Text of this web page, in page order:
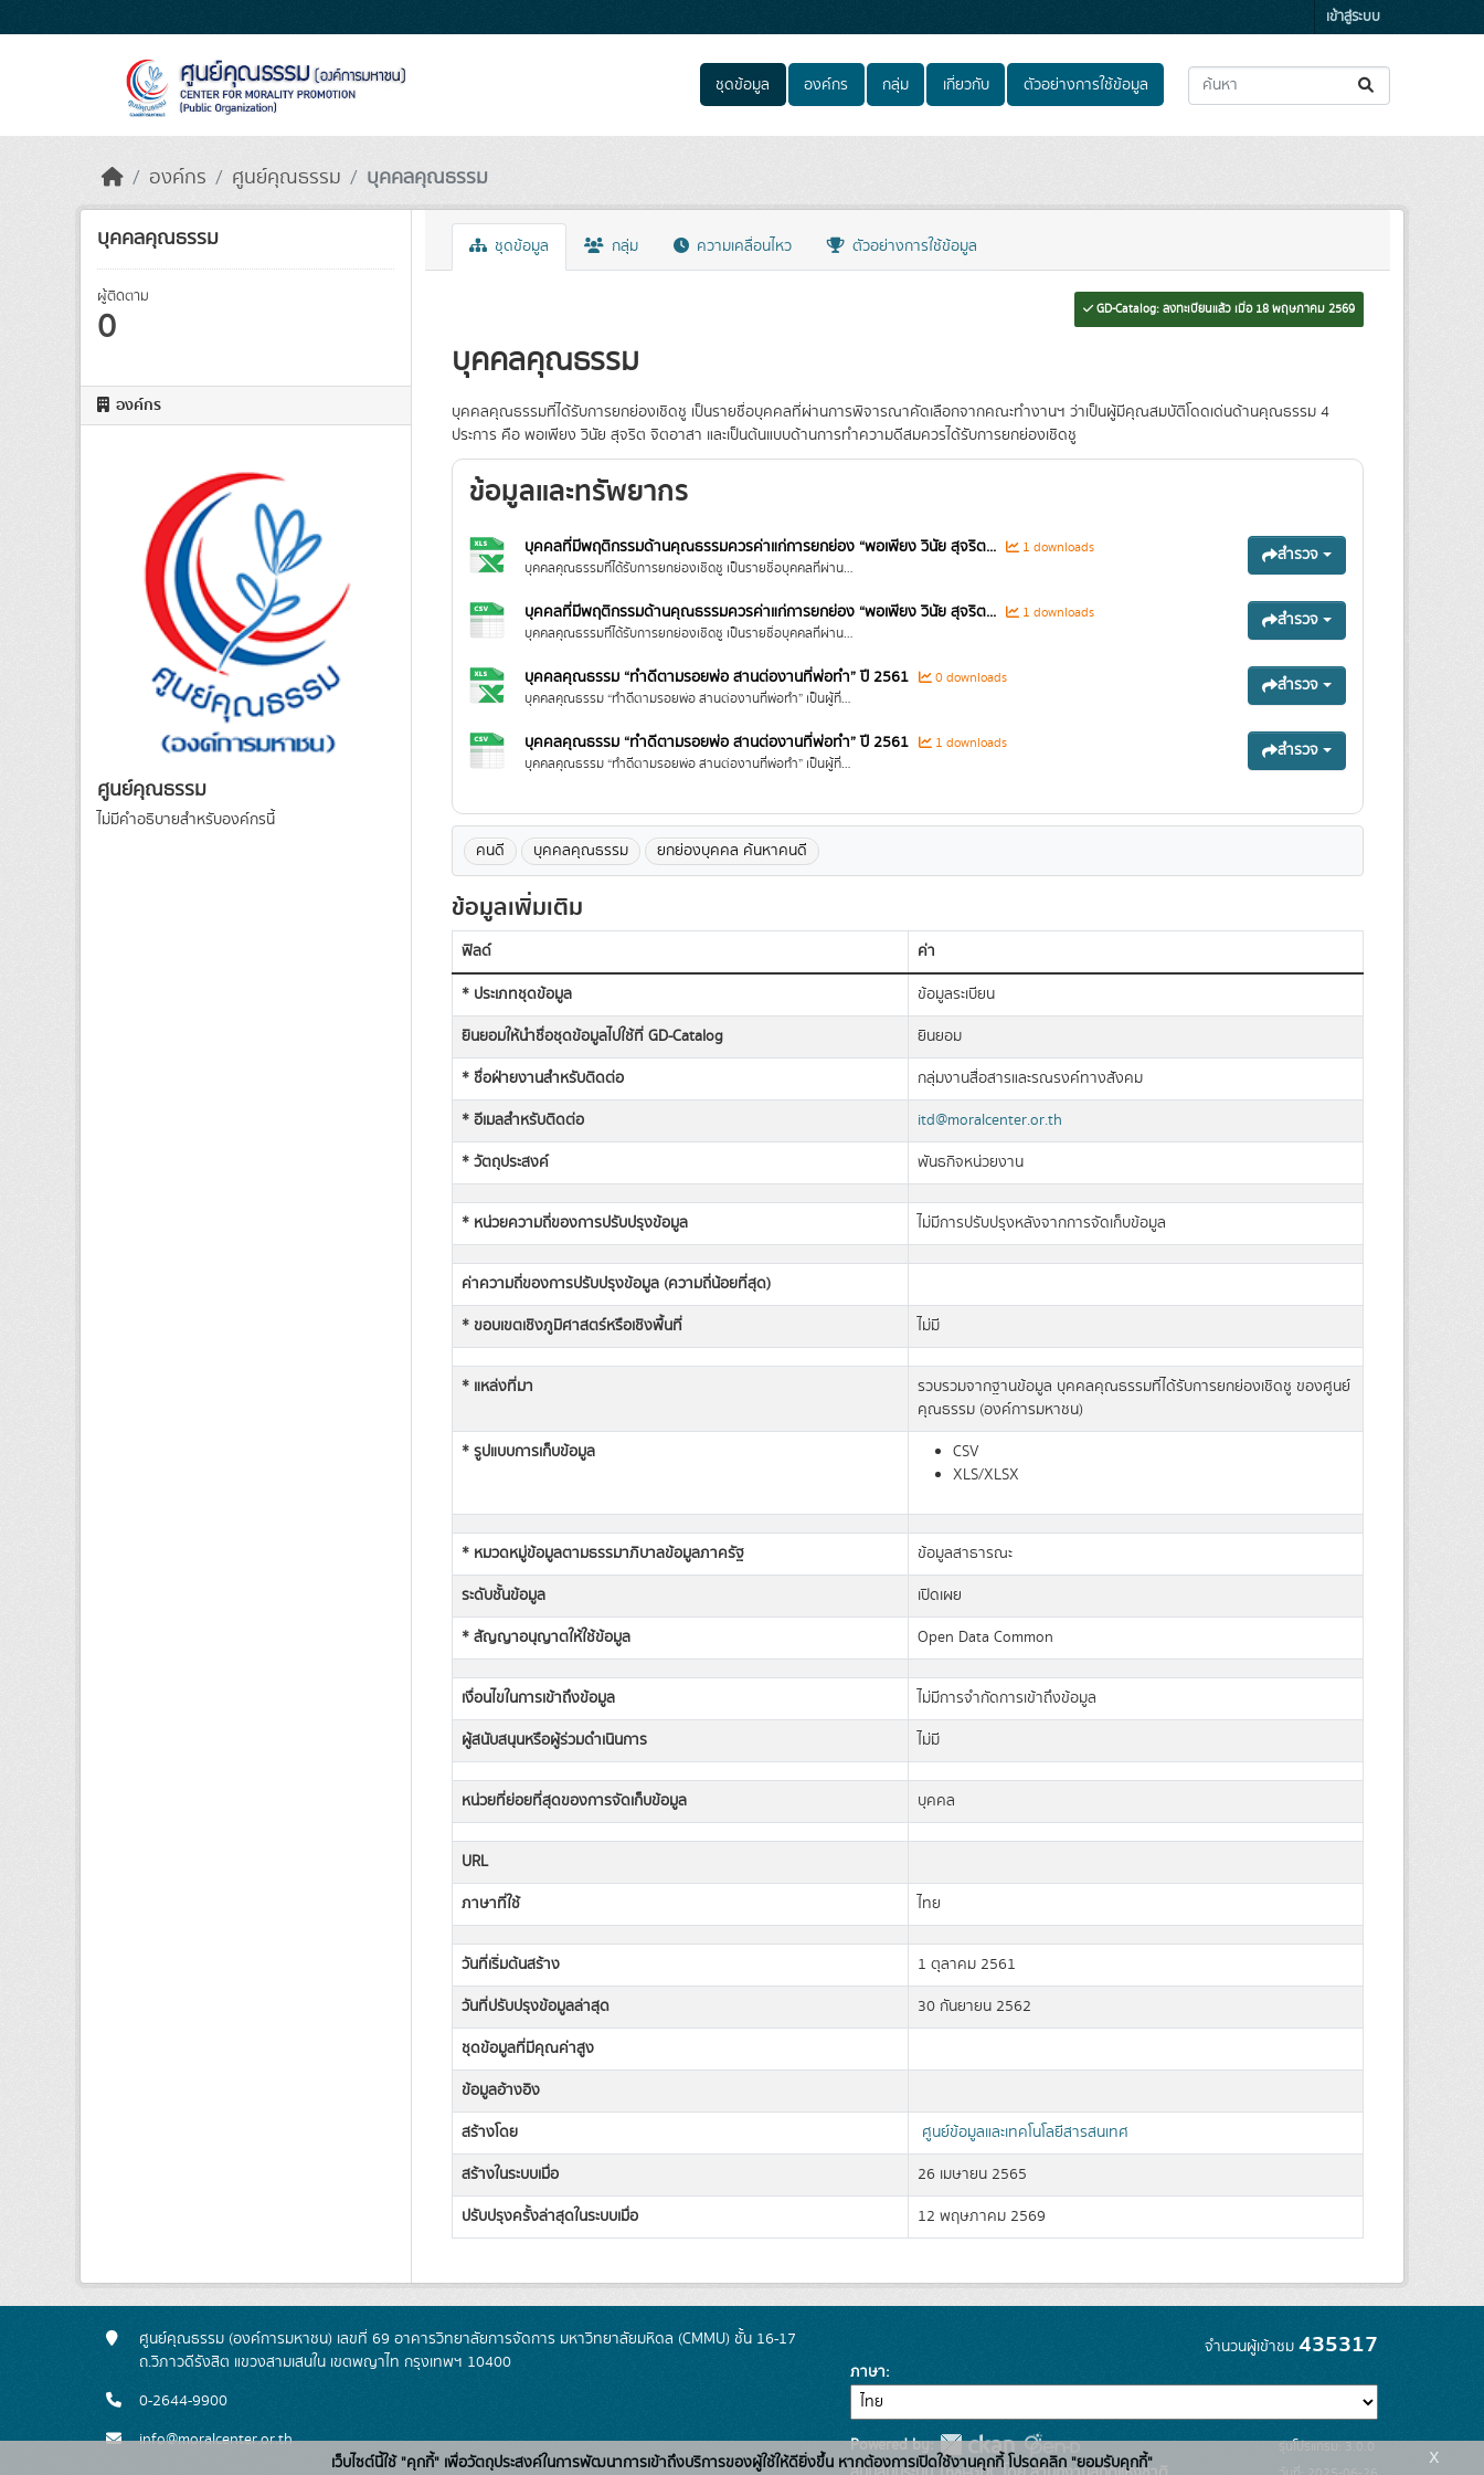
เข้าสู่ระบบ
ชุดข้อมูล องค์กร กลุ่ม เกี่ยวกับ ตัวอย่างการใช้ข้อมูล
องค์กร ศูนย์คุณธรรม บุคคลคุณธรรม
บุคคลคุณธรรม
ผู้ติดตาม
0
องค์กร
ศูนย์คุณธรรม
ไม่มีคำอธิบายสำหรับองค์กรนี้
ชุดข้อมูล กลุ่ม ความเคลื่อนไหว ตัวอย่างการใช้ข้อมูล
GD-Catalog: ลงทะเบียนแล้ว เมื่อ 18 พฤษภาคม 2569
บุคคลคุณธรรม
บุคคลคุณธรรมที่ได้รับการยกย่องเชิดชู เป็นรายชื่อบุคคลที่ผ่านการพิจารณาคัดเลือกจากคณะทำงานฯ ว่าเป็นผู้มีคุณสมบัติโดดเด่นด้านคุณธรรม 4
ประการ คือ พอเพียง วินัย สุจริต จิตอาสา และเป็นต้นแบบด้านการทำความดีสมควรได้รับการยกย่องเชิดชู
ข้อมูลและทรัพยากร
บุคคลที่มีพฤติกรรมด้านคุณธรรมควรค่าแก่การยกย่อง “พอเพียง วินัย สุจริต...
1 downloads
บุคคลคุณธรรมที่ได้รับการยกย่องเชิดชู เป็นรายชื่อบุคคลที่ผ่านการพิจารณาคัดเลือกจากการค้นหาผ่านกระบวนการของกลไกคณะอนุกรรมการส่งเสริมคุณธรรมระดับจังหวัด...
สำรวจ
บุคคลที่มีพฤติกรรมด้านคุณธรรมควรค่าแก่การยกย่อง “พอเพียง วินัย สุจริต...
1 downloads
บุคคลคุณธรรมที่ได้รับการยกย่องเชิดชู เป็นรายชื่อบุคคลที่ผ่านการพิจารณาคัดเลือกจากการค้นหาผ่านกระบวนการของกลไกคณะอนุกรรมการส่งเสริมคุณธรรมระดับจังหวัด...
สำรวจ
บุคคลคุณธรรม “ทำดีตามรอยพ่อ สานต่องานที่พ่อทำ” ปี 2561
0 downloads
บุคคลคุณธรรม “ทำดีตามรอยพ่อ สานต่องานที่พ่อทำ” เป็นผู้ที่ถูกค้นหาจากคณะกรรมการฯ ว่าเป็นผู้ที่มีคุณธรรม 4 ประการด้วยกัน ได้แก่ (1) พอเพียง (2) วินัย (3) สุจริต และ (4) จิตอาสา...
สำรวจ
บุคคลคุณธรรม “ทำดีตามรอยพ่อ สานต่องานที่พ่อทำ” ปี 2561
1 downloads
บุคคลคุณธรรม “ทำดีตามรอยพ่อ สานต่องานที่พ่อทำ” เป็นผู้ที่ถูกค้นหาจากคณะกรรมการฯ ว่าเป็นผู้ที่มีคุณธรรม 4 ประการด้วยกัน ได้แก่ (1) พอเพียง (2) วินัย (3) สุจริต และ (4) จิตอาสา...
สำรวจ
คนดี บุคคลคุณธรรม ยกย่องบุคคล ค้นหาคนดี
ข้อมูลเพิ่มเติม
ฟิลด์
ค่า
* ประเภทชุดข้อมูล
ข้อมูลระเบียน
ยินยอมให้นำชื่อชุดข้อมูลไปใช้ที่ GD-Catalog
ยินยอม
* ชื่อฝ่ายงานสำหรับติดต่อ
กลุ่มงานสื่อสารและรณรงค์ทางสังคม
* อีเมลสำหรับติดต่อ
itd@moralcenter.or.th
* วัตถุประสงค์
พันธกิจหน่วยงาน
* หน่วยความถี่ของการปรับปรุงข้อมูล ไม่มีการปรับปรุงหลังจากการจัดเก็บข้อมูล
ค่าความถี่ของการปรับปรุงข้อมูล (ความถี่น้อยที่สุด)
* ขอบเขตเชิงภูมิศาสตร์หรือเชิงพื้นที่
ไม่มี
* แหล่งที่มา
รวบรวมจากฐานข้อมูล บุคคลคุณธรรมที่ได้รับการยกย่องเชิดชู ของศูนย์
คุณธรรม (องค์การมหาชน)
* รูปแบบการเก็บข้อมูล
CSV
XLS/XLSX
* หมวดหมู่ข้อมูลตามธรรมาภิบาลข้อมูลภาครัฐ
ข้อมูลสาธารณะ
ระดับชั้นข้อมูล
เปิดเผย
* สัญญาอนุญาตให้ใช้ข้อมูล
Open Data Common
เงื่อนไขในการเข้าถึงข้อมูล
ไม่มีการจำกัดการเข้าถึงข้อมูล
ผู้สนับสนุนหรือผู้ร่วมดำเนินการ
ไม่มี
หน่วยที่ย่อยที่สุดของการจัดเก็บข้อมูล บุคคล
URL
ภาษาที่ใช้
ไทย
วันที่เริ่มต้นสร้าง
1 ตุลาคม 2561
วันที่ปรับปรุงข้อมูลล่าสุด
30 กันยายน 2562
ชุดข้อมูลที่มีคุณค่าสูง
ข้อมูลอ้างอิง
สร้างโดย
ศูนย์ข้อมูลและเทคโนโลยีสารสนเทศ
สร้างในระบบเมื่อ
26 เมษายน 2565
ปรับปรุงครั้งล่าสุดในระบบเมื่อ
12 พฤษภาคม 2569
ศูนย์คุณธรรม (องค์การมหาชน) เลขที่ 69 อาคารวิทยาลัยการจัดการ มหาวิทยาลัยมหิดล (CMMU) ชั้น 16-17
ถ.วิภาวดีรังสิต แขวงสามเสนใน เขตพญาไท กรุงเทพฯ 10400
0-2644-9900
info@moralcenter.or.th
จำนวนผู้เข้าชม 435317
ภาษา
Powered by:
รุ่นโปรแกรม: 3.0.0
เว็บไซต์นี้ใช้ "คุกกี้" เพื่อวัตถุประสงค์ในการพัฒนาการเข้าถึงบริการของผู้ใช้ให้ดียิ่งขึ้น หากต้องการเปิดใช้งานคุกกี้ โปรดคลิก "ยอมรับคุกกี้" x